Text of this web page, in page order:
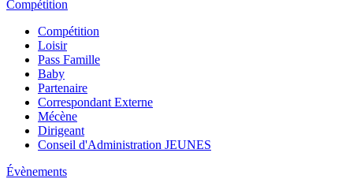
Compétition
Compétition
Loisir
Pass Famille
Baby
Partenaire
Correspondant Externe
Mécène
Dirigeant
Conseil d'Administration JEUNES
Évènements